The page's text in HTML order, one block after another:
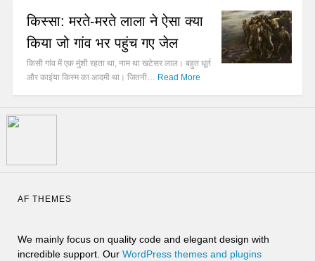
किस्सा: मरते-मरते लाला ने ऐसा क्या
किया जो गांव भर पहुंच गए जेल
किसी गांव में एक मुंशी रहता था, नाम था खटेसर लाल। बहुत धूर्त
और काइंया किस्म का आदमी था। जितनी… Read More
AF THEMES
We mainly focus on quality code and elegant design with
incredible support. Our WordPress themes and plugins